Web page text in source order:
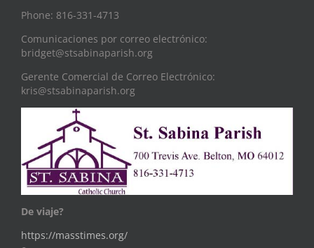
Phone: 816-331-4713
Comunicaciones por correo electrónico:
bridget@stsabinaparish.org
Gerente Comercial de Correo Electrónico:
kris@stsabinaparish.org
De viaje?
https://masstimes.org/